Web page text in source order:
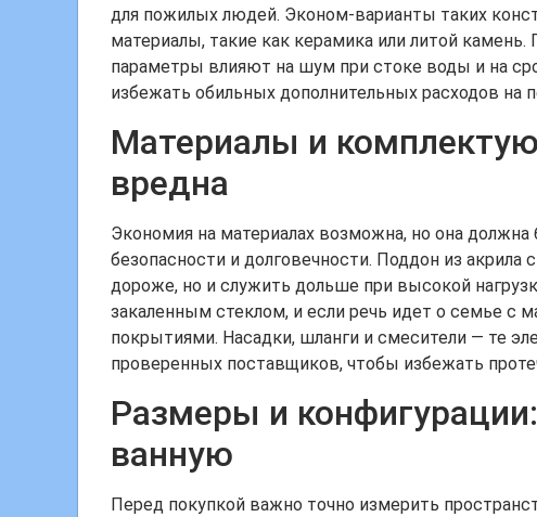
для пожилых людей. Эконом-варианты таких
материалы, такие как керамика или литой
параметры влияют на шум при стоке воды и на
избежать обильных дополнительных расходов на
Материалы и
вредна
Экономия на материалах возможна, но она
безопасности и долговечности. Поддон из
дороже, но и служить дольше при высокой
закаленным стеклом, и если речь идет о семье с
покрытиями. Насадки, шланги и смесители — те
проверенных поставщиков, чтобы избежать
Размеры и
ванную
Перед покупкой важно точно измерить